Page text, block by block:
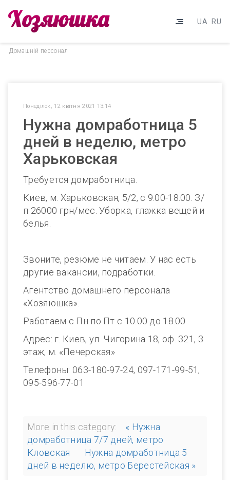
UA RU
Домашнiй персонал
Понеділок, 12 квітня 2021 13:14
Нужна домработница 5
дней в неделю, метро
Харьковская
Требуется домработница.
Киев, м. Харьковская, 5/2, с 9.00-18.00. З/
п 26000 грн/мес. Уборка, глажка вещей и
белья.
Звоните, резюме не читаем. У нас есть
другие вакансии, подработки.
Агентство домашнего персонала
«Хозяюшка».
Работаем с Пн по Пт с 10.00 до 18.00
Адрес: г. Киев, ул. Чигорина 18, оф. 321, 3
этаж, м. «Печерская»
Телефоны: 063-180-97-24, 097-171-99-51,
095-596-77-01
More in this category:
« Нужна
домработница 7/7 дней, метро
Кловская
Нужна домработница 5
дней в неделю, метро Берестейская »